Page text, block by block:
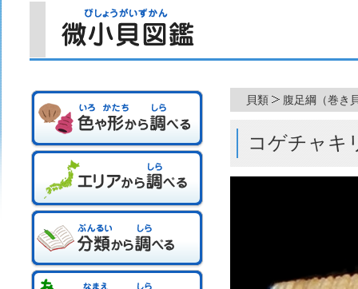
貝類 腹足綱（巻き
コゲチャキ